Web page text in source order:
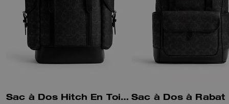
complété par une bande arrière
pratique pour le glisser sur une
poignée de valise et empiler vos
sacs pour un voyage facile.
Sac à Dos Hitch En Toile Signature